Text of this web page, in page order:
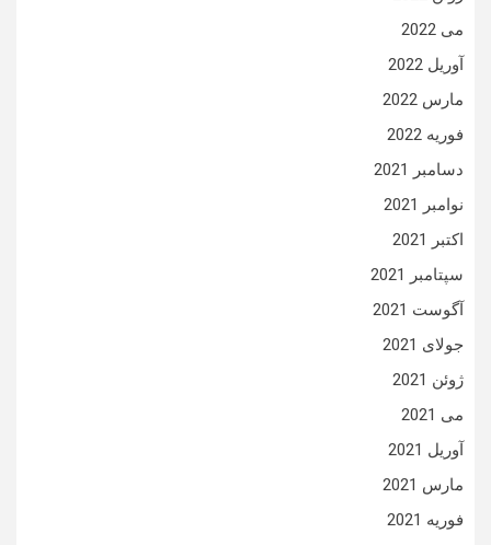
می 2022
آوریل 2022
مارس 2022
فوریه 2022
دسامبر 2021
نوامبر 2021
اکتبر 2021
سپتامبر 2021
آگوست 2021
جولای 2021
ژوئن 2021
می 2021
آوریل 2021
مارس 2021
فوریه 2021